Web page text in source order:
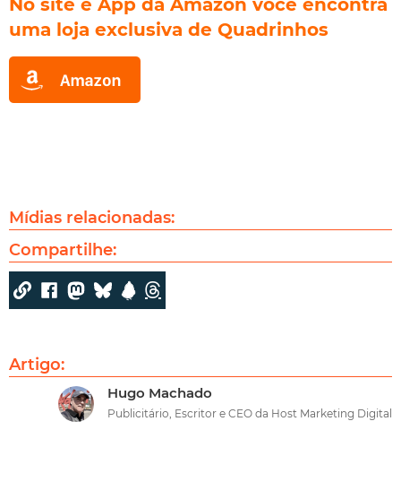
No site e App da Amazon você encontra
uma loja exclusiva de Quadrinhos
Mídias relacionadas:
Compartilhe:
Artigo:
Hugo Machado
Publicitário, Escritor e CEO da Host Marketing Digital